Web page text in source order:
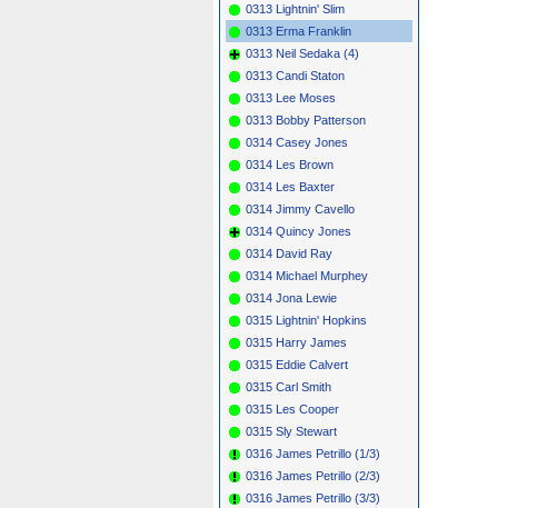
0313 Lightnin' Slim
0313 Erma Franklin
0313 Neil Sedaka (4)
0313 Candi Staton
0313 Lee Moses
0313 Bobby Patterson
0314 Casey Jones
0314 Les Brown
0314 Les Baxter
0314 Jimmy Cavello
0314 Quincy Jones
0314 David Ray
0314 Michael Murphey
0314 Jona Lewie
0315 Lightnin' Hopkins
0315 Harry James
0315 Eddie Calvert
0315 Carl Smith
0315 Les Cooper
0315 Sly Stewart
0316 James Petrillo (1/3)
0316 James Petrillo (2/3)
0316 James Petrillo (3/3)